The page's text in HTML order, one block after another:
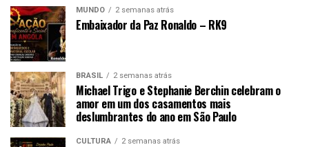
MUNDO 2 semanas atrás
Embaixador da Paz Ronaldo – RK9
BRASIL 2 semanas atrás
Michael Trigo e Stephanie Berchin celebram o
amor em um dos casamentos mais
deslumbrantes do ano em São Paulo
CULTURA 2 semanas atrás